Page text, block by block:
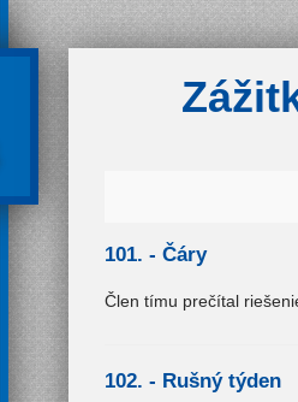
101. - Čáry
Člen tímu prečítal
102. - Rušný týden